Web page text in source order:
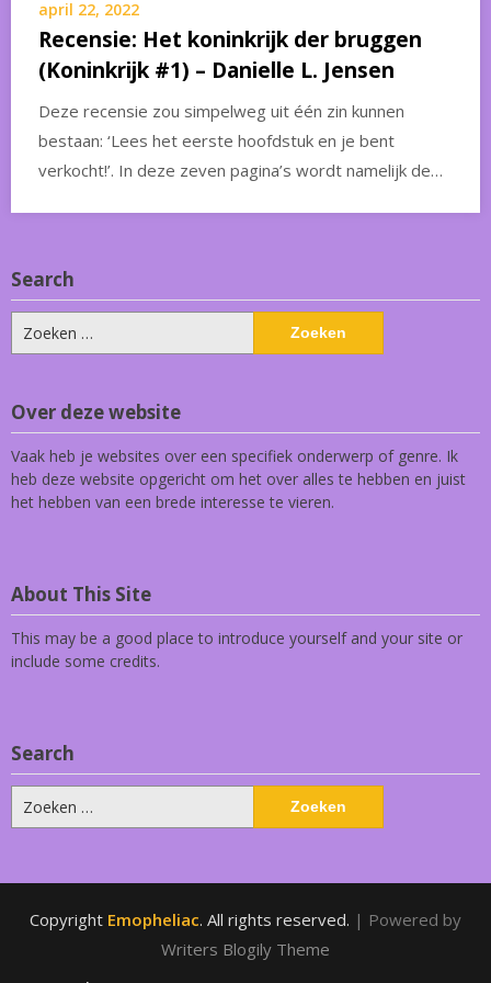
april 22, 2022
Recensie: Het koninkrijk der bruggen
(Koninkrijk #1) – Danielle L. Jensen
Deze recensie zou simpelweg uit één zin kunnen
bestaan: ‘Lees het eerste hoofdstuk en je bent
verkocht!’. In deze zeven pagina’s wordt namelijk de…
Search
Zoeken
naar:
Over deze website
Vaak heb je websites over een specifiek onderwerp of genre. Ik
heb deze website opgericht om het over alles te hebben en juist
het hebben van een brede interesse te vieren.
About This Site
This may be a good place to introduce yourself and your site or
include some credits.
Search
Zoeken
naar:
Copyright Emopheliac. All rights reserved. | Powered by
Writers Blogily Theme